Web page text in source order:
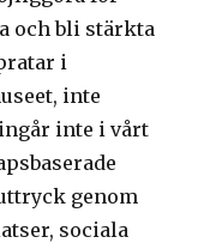
och bli stärkta
i
inte
inte i vårt
genom
sociala